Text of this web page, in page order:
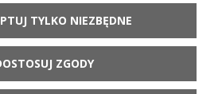
Cena regularna:115,79 zł
TYLKO NIEZBĘDNE
ZGODY